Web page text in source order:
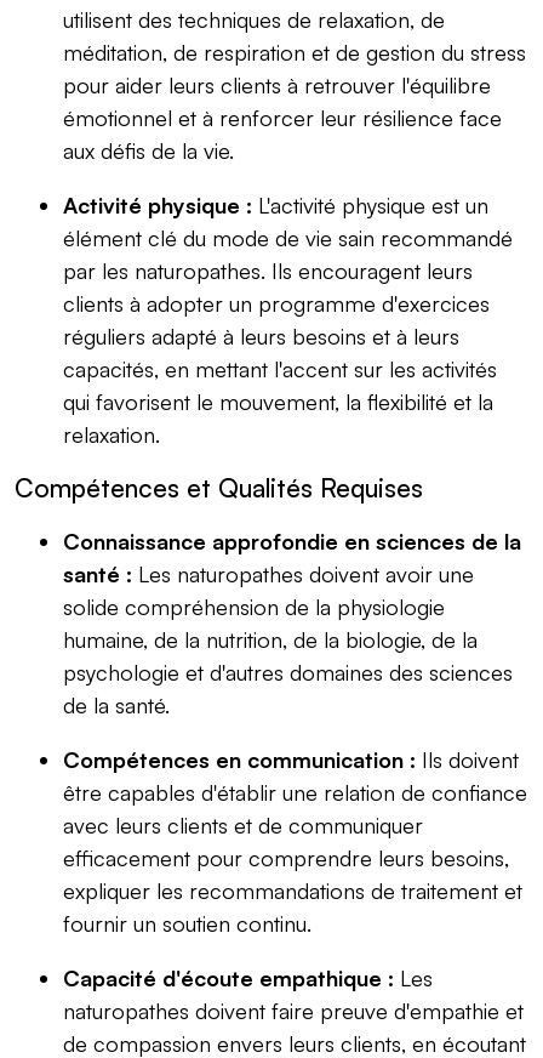
utilisent des techniques de relaxation, de
méditation, de respiration et de gestion du stress
pour aider leurs clients à retrouver l'équilibre
émotionnel et à renforcer leur résilience face
aux défis de la vie.
Activité physique : L'activité physique est un
élément clé du mode de vie sain recommandé
par les naturopathes. Ils encouragent leurs
clients à adopter un programme d'exercices
réguliers adapté à leurs besoins et à leurs
capacités, en mettant l'accent sur les activités
qui favorisent le mouvement, la flexibilité et la
relaxation.
Compétences et Qualités Requises
Connaissance approfondie en sciences de la
santé : Les naturopathes doivent avoir une
solide compréhension de la physiologie
humaine, de la nutrition, de la biologie, de la
psychologie et d'autres domaines des sciences
de la santé.
Compétences en communication : Ils doivent
être capables d'établir une relation de confiance
avec leurs clients et de communiquer
efficacement pour comprendre leurs besoins,
expliquer les recommandations de traitement et
fournir un soutien continu.
Capacité d'écoute empathique : Les
naturopathes doivent faire preuve d'empathie et
de compassion envers leurs clients, en écoutant